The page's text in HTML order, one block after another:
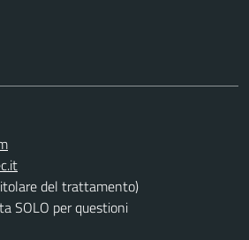
del trattamento)
SOLO per questioni